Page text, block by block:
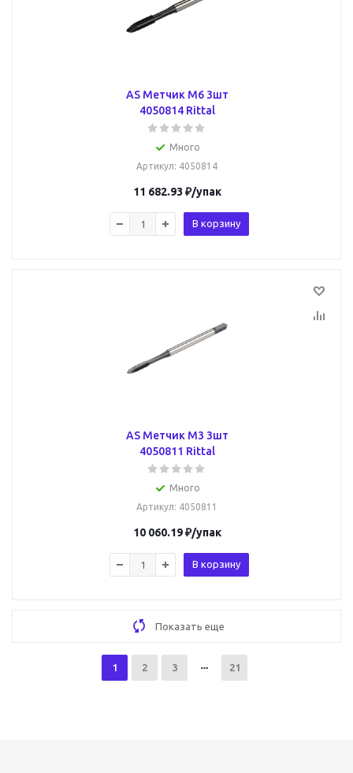
AS Метчик М6 3шт
4050814 Rittal
Много
Артикул: 4050814
11 682.93 ₽/упак
В корзину
AS Метчик М3 3шт
4050811 Rittal
Много
Артикул: 4050811
10 060.19₽/упак
В корзину
Показать еще
1 2 3 21